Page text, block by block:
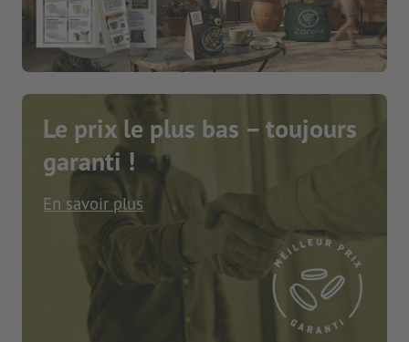
Le prix le plus bas – toujours
garanti !
En savoir plus